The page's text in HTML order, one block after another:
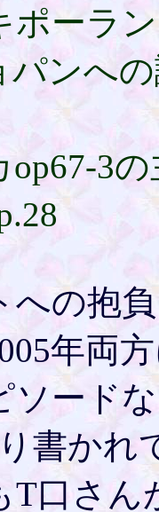
ポーラ
パンへ
3の
への抱
年両
ソード
書かれ
T口さん